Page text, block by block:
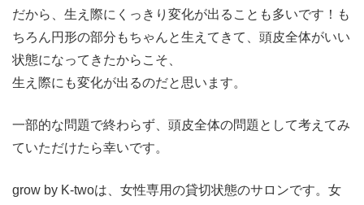
だから、生え際にくっきり変化が出ることも多いです！も
ちろん円形の部分もちゃんと生えてきて、頭皮全体がいい
状態になってきたからこそ、
生え際にも変化が出るのだと思います。
一部的な問題で終わらず、頭皮全体の問題として考えてみ
ていただけたら幸いです。
grow by K-twoは、女性専用の貸切状態のサロンです。女